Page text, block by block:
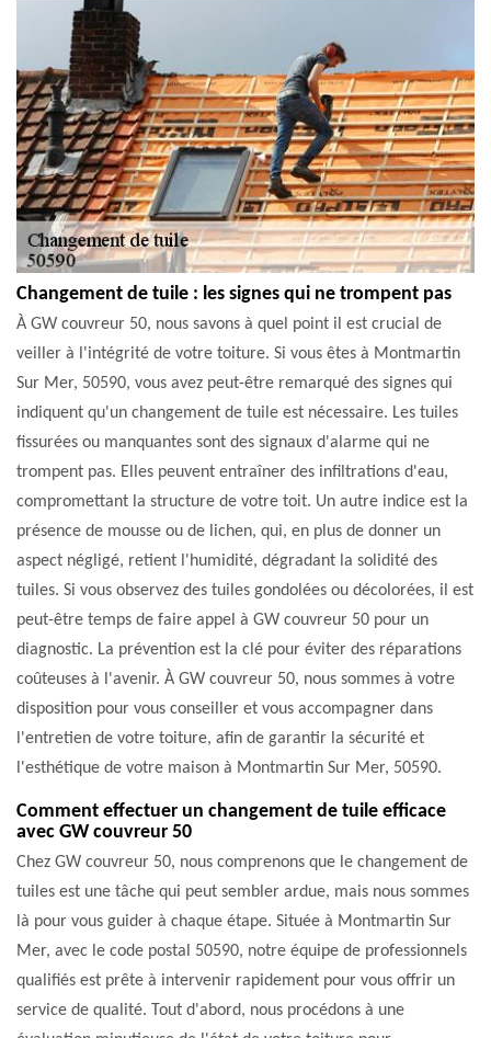
Changement de tuile : les signes qui ne trompent pas
À GW couvreur 50, nous savons à quel point il est crucial de
veiller à l'intégrité de votre toiture. Si vous êtes à Montmartin
Sur Mer, 50590, vous avez peut-être remarqué des signes qui
indiquent qu'un changement de tuile est nécessaire. Les tuiles
fissurées ou manquantes sont des signaux d'alarme qui ne
trompent pas. Elles peuvent entraîner des infiltrations d'eau,
compromettant la structure de votre toit. Un autre indice est la
présence de mousse ou de lichen, qui, en plus de donner un
aspect négligé, retient l'humidité, dégradant la solidité des
tuiles. Si vous observez des tuiles gondolées ou décolorées, il est
peut-être temps de faire appel à GW couvreur 50 pour un
diagnostic. La prévention est la clé pour éviter des réparations
coûteuses à l'avenir. À GW couvreur 50, nous sommes à votre
disposition pour vous conseiller et vous accompagner dans
l'entretien de votre toiture, afin de garantir la sécurité et
l'esthétique de votre maison à Montmartin Sur Mer, 50590.
Comment effectuer un changement de tuile efficace
avec GW couvreur 50
Chez GW couvreur 50, nous comprenons que le changement de
tuiles est une tâche qui peut sembler ardue, mais nous sommes
là pour vous guider à chaque étape. Située à Montmartin Sur
Mer, avec le code postal 50590, notre équipe de professionnels
qualifiés est prête à intervenir rapidement pour vous offrir un
service de qualité. Tout d'abord, nous procédons à une